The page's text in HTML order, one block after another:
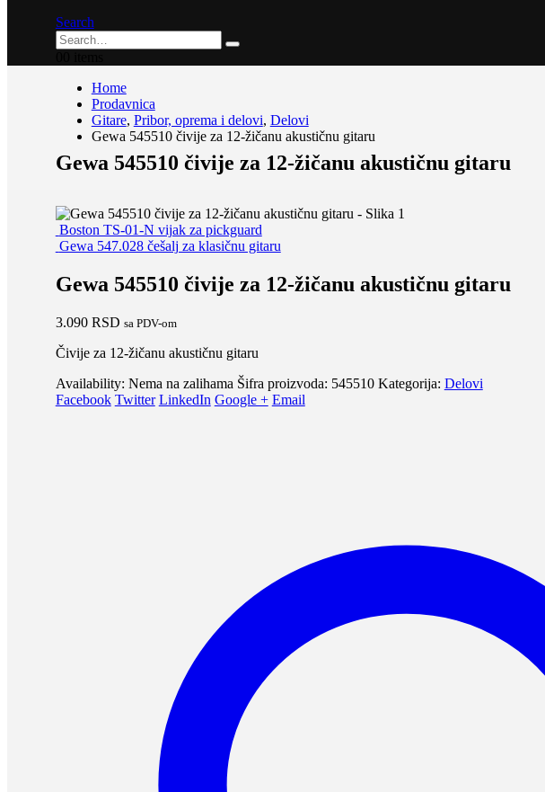
Search
Home
Prodavnica
Gitare, Pribor, oprema i delovi, Delovi
Gewa 545510 čivije za 12-žičanu akustičnu gitaru
Gewa 545510 čivije za 12-žičanu akustičnu gitaru
Boston TS-01-N vijak za pickguard
Gewa 547.028 češalj za klasičnu gitaru
Gewa 545510 čivije za 12-žičanu akustičnu gitaru
3.090 RSD sa PDV-om
Čivije za 12-žičanu akustičnu gitaru
Availability: Nema na zalihama Šifra proizvoda: 545510 Kategorija: Delovi
Facebook Twitter LinkedIn Google + Email